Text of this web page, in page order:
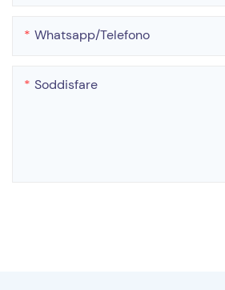
Whatsapp/telefono
Soddisfare